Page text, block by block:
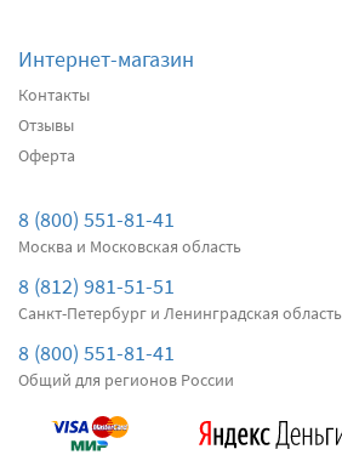
Подробнее
Передние дворники
Подробнее
Интернет-магазин
Контакты
Отзывы
Оферта
8 (800) 551-81-41
Москва и Московская область
8 (812) 981-51-51
Санкт-Петербург и Ленинградская область
8 (800) 551-81-41
Общий для регионов России